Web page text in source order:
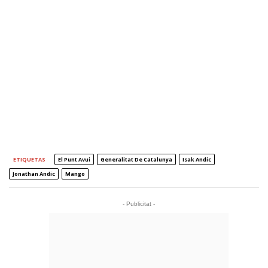
ETIQUETAS El Punt Avui Generalitat De Catalunya
Isak Andic
Jonathan Andic
Mango
- Publicitat -